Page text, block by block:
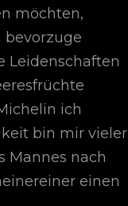
möchten,
bevorzuge
Leidenschaften
ich
bin mir vieler
Mannes nach
einen